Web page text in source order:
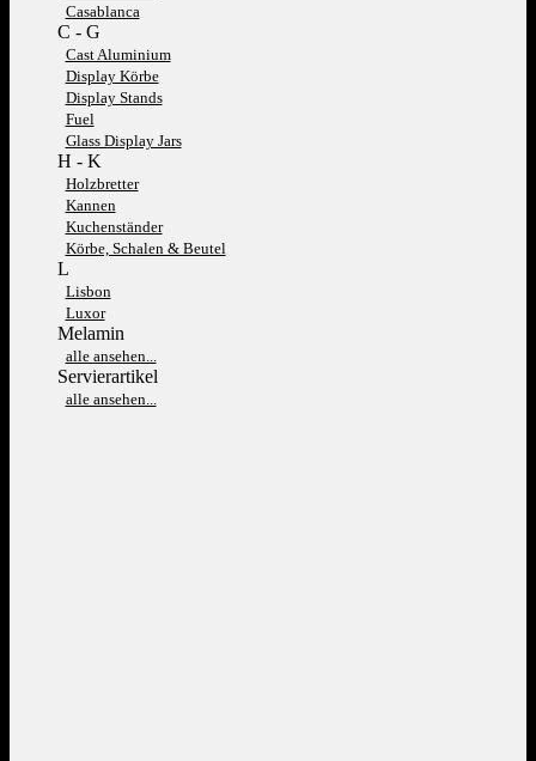
Casablanca
C - G
Cast Aluminium
Display Körbe
Display Stands
Fuel
Glass Display Jars
H - K
Holzbretter
Kannen
Kuchenständer
Körbe, Schalen & Beutel
L
Lisbon
Luxor
Melamin
alle ansehen...
Servierartikel
alle ansehen...